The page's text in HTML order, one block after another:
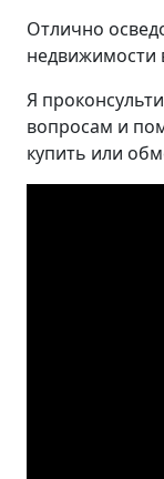
Отлично
недвижимости
Я
вопросам и
купить или